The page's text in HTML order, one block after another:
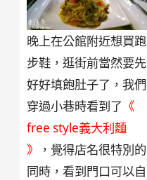
晚上在公館附近想買跑
步鞋，逛街前當然要先
好好填飽肚子了，我們
穿過小巷時看到了 《
free style義大利麵
》
，覺得店名很特別的
同時，看到門口可以自